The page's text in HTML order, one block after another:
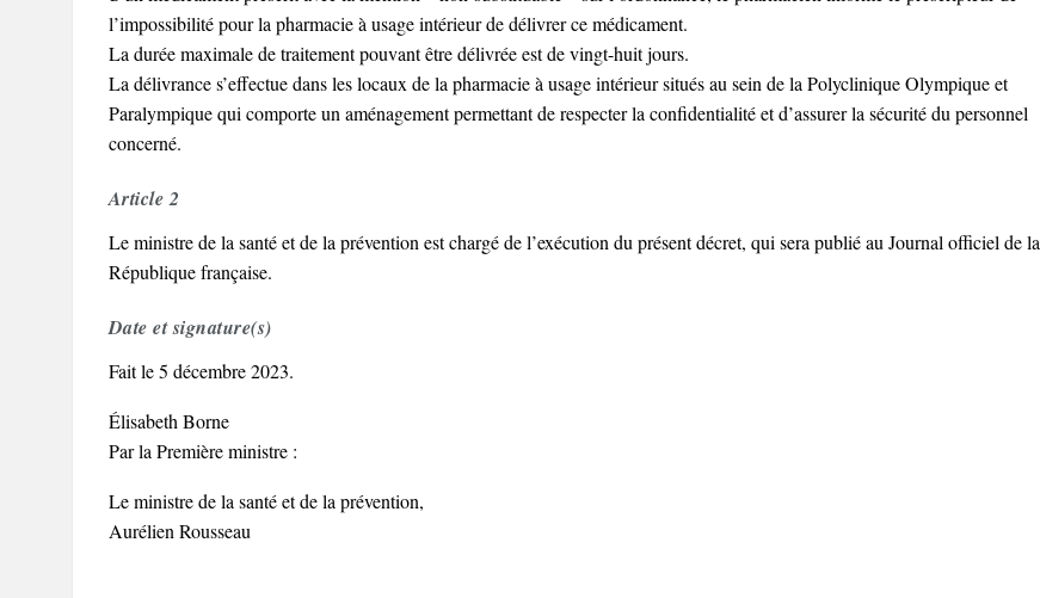
l’impossibilité pour la pharmacie à usage intérieur de délivrer ce médicament.
La durée maximale de traitement pouvant être délivrée est de vingt-huit jours.
La délivrance s’effectue dans les locaux de la pharmacie à usage intérieur situés au sein de la Polyclinique Olympique et
Paralympique qui comporte un aménagement permettant de respecter la confidentialité et d’assurer la sécurité du personnel
concerné.
Article 2
Le ministre de la santé et de la prévention est chargé de l’exécution du présent décret, qui sera publié au Journal officiel de la
République française.
Date et signature(s)
Fait le 5 décembre 2023.
Élisabeth Borne
Par la Première ministre :
Le ministre de la santé et de la prévention,
Aurélien Rousseau